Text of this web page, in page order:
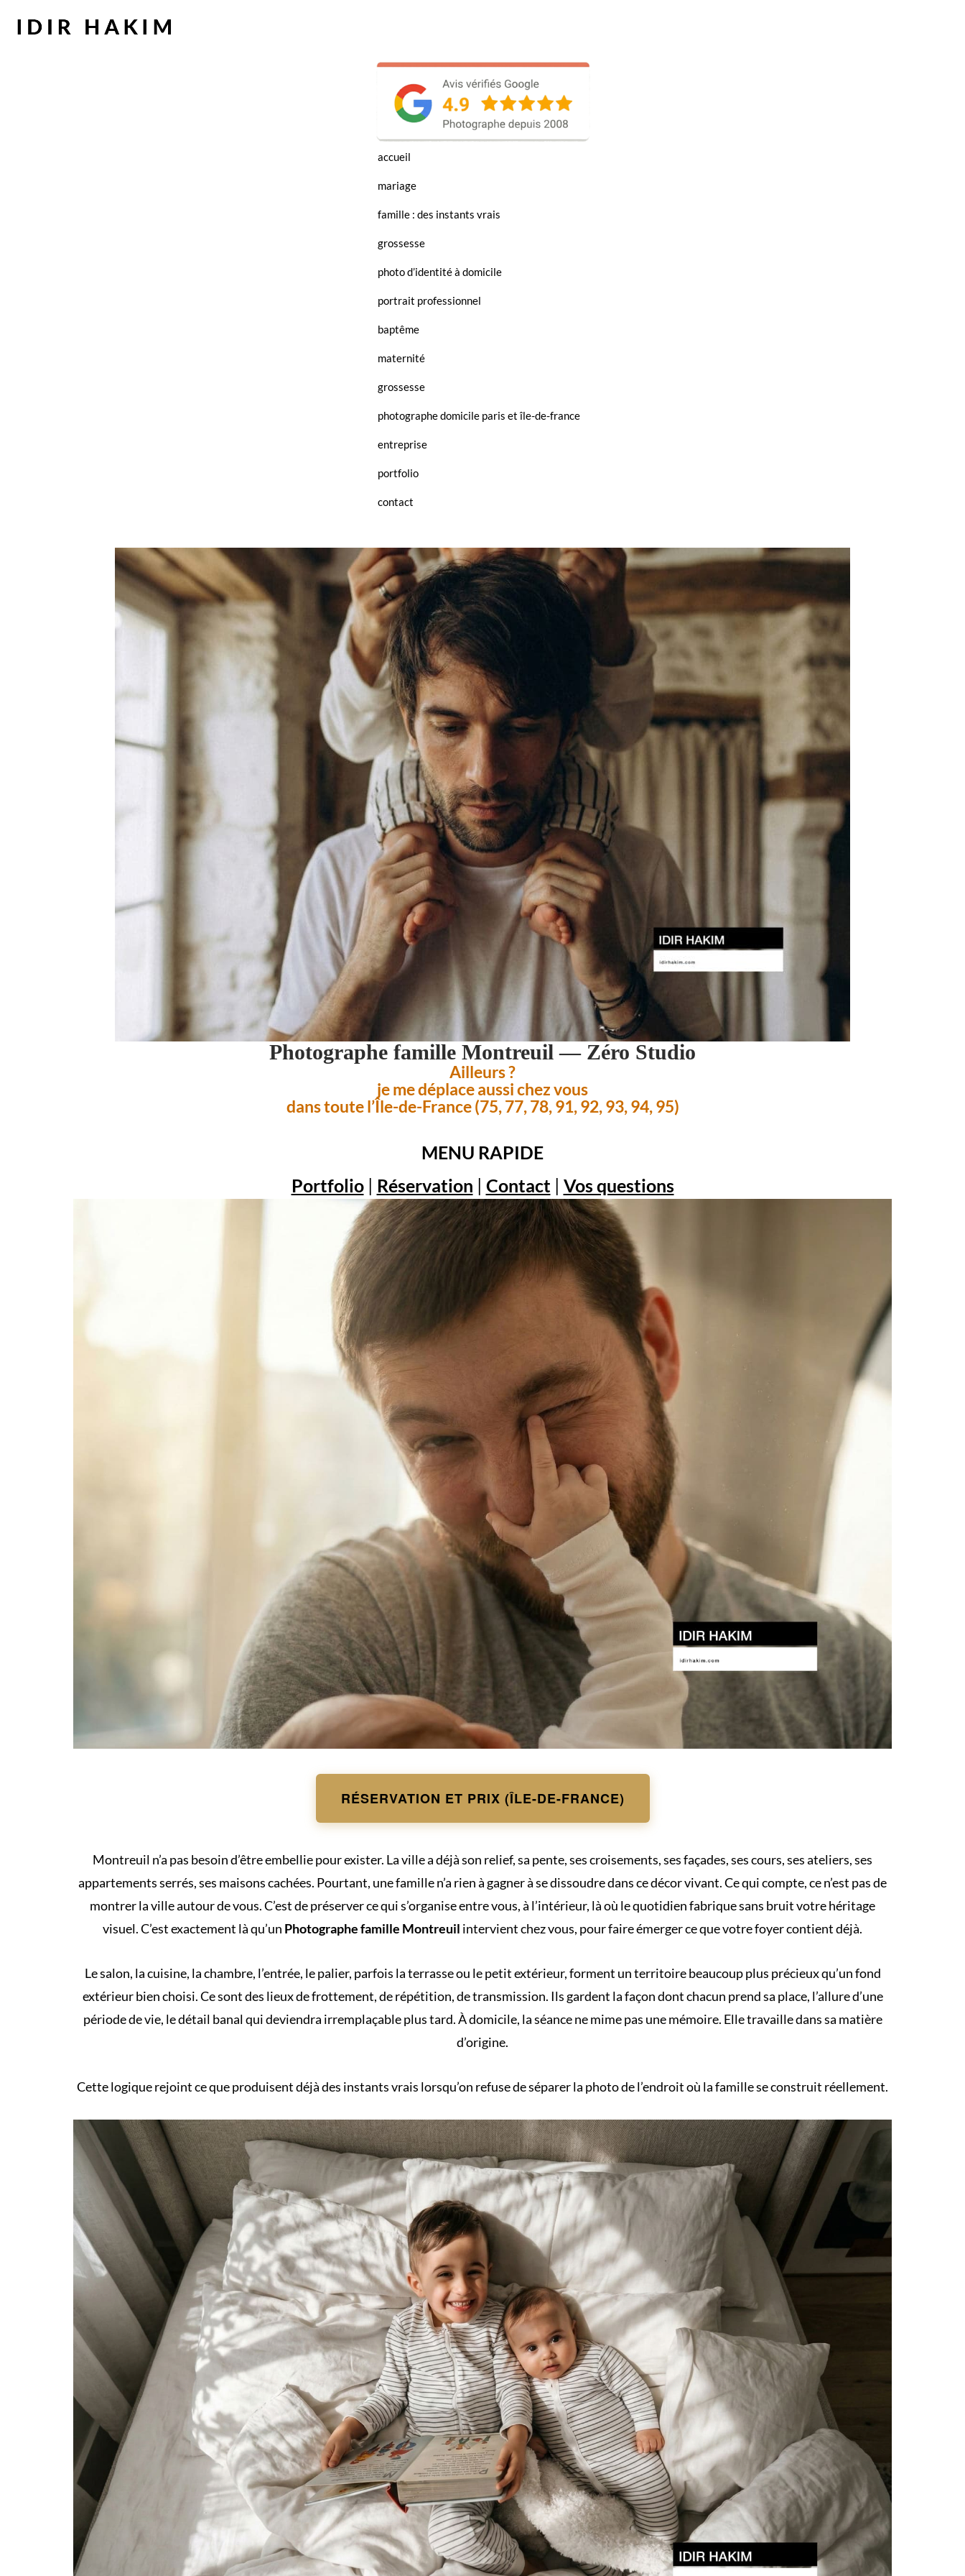
accueil
mariage
famille : des instants vrais
grossesse
photo d’identité à domicile
portrait professionnel
baptême
maternité
grossesse
photographe domicile paris et île-de-france
entreprise
portfolio
contact
Photographe famille Montreuil — Zéro Studio
Ailleurs ?
je me déplace aussi chez vous
dans toute l’Île-de-France (75, 77, 78, 91, 92, 93, 94, 95)
MENU RAPIDE
Portfolio| Réservation | Contact | Vos questions
RÉSERVATION ET PRIX (ÎLE-DE-FRANCE)
Montreuil n’a pas besoin d’être embellie pour exister. La ville a déjà son relief, sa pente, ses croisements, ses façades, ses cours, ses ateliers, ses
appartements serrés, ses maisons cachées. Pourtant, une famille n’a rien à gagner à se dissoudre dans ce décor vivant. Ce qui compte, ce n’est pas de
montrer la ville autour de vous. C’est de préserver ce qui s’organise entre vous, à l’intérieur, là où le quotidien fabrique sans bruit votre héritage
visuel. C’est exactement là qu’un Photographe famille Montreuil intervient chez vous, pour faire émerger ce que votre foyer contient déjà.
Le salon, la cuisine, la chambre, l’entrée, le palier, parfois la terrasse ou le petit extérieur, forment un territoire beaucoup plus précieux qu’un fond
extérieur bien choisi. Ce sont des lieux de frottement, de répétition, de transmission. Ils gardent la façon dont chacun prend sa place, l’allure d’une
période de vie, le détail banal qui deviendra irremplaçable plus tard. À domicile, la séance ne mime pas une mémoire. Elle travaille dans sa matière
d’origine.
Cette logique rejoint ce que produisent déjà des instants vrais lorsqu’on refuse de séparer la photo de l’endroit où la famille se construit réellement.